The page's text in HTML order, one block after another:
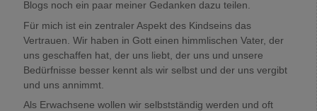
Blogs noch ein paar meiner Gedanken dazu teilen.
Für mich ist ein zentraler Aspekt des Kindseins das
Vertrauen. Wir haben in Gott einen himmlischen Vater, der
uns geschaffen hat, der uns liebt, der uns und unsere
Bedürfnisse besser kennt als wir selbst und der uns vergibt
und uns annimmt.
Als Erwachsene wollen wir selbstständig werden und oft